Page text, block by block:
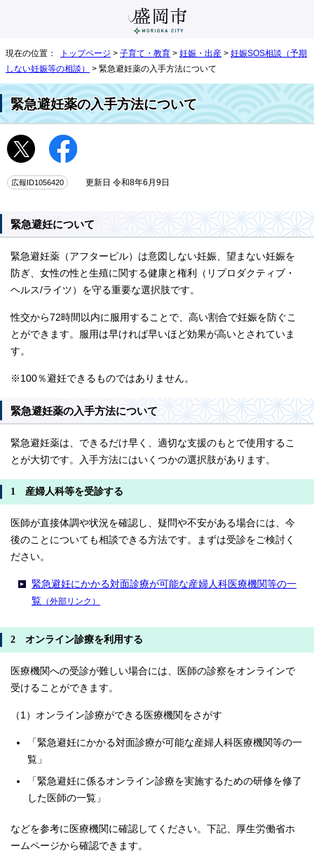
現在の位置： トップページ > 子育て・教育 > 妊娠・出産 > 妊娠SOS相談（予期
しない妊娠等の相談）
> 緊急避妊薬の入手方法について
緊急避妊薬の入手方法について
広報ID1056420 更新日 令和8年6月9日
緊急避妊について
緊急避妊薬（アフターピル）は意図しない妊娠、望まない妊娠を
防ぎ、女性の性と生殖に関する健康と権利（リプロダクティブ・
ヘルス/ライツ）を守る重要な選択肢です。
性交から72時間以内に服用することで、高い割合で妊娠を防ぐこ
とができます。服用は早ければ早いほど効果が高いとされていま
す。
※100％避妊できるものではありません。
緊急避妊薬の入手方法について
緊急避妊薬は、できるだけ早く、適切な支援のもとで使用するこ
とが大切です。入手方法にはいくつかの選択肢があります。
1 産婦人科等を受診する
医師が直接体調や状況を確認し、疑問や不安がある場合には、今
後のことについても相談できる方法です。まずは受診をご検討く
ださい。
緊急避妊にかかる対面診療が可能な産婦人科医療機関等の一
覧 （外部リンク）
2 オンライン診療を利用する
医療機関への受診が難しい場合には、医師の診察をオンラインで
受けることができます。
（1）オンライン診療ができる医療機関をさがす
「緊急避妊にかかる対面診療が可能な産婦人科医療機関等の一
覧」
「緊急避妊に係るオンライン診療を実施するための研修を修了
した医師の一覧」
などを参考に医療機関に確認してください。下記、厚生労働省ホ
ームページから確認できます。